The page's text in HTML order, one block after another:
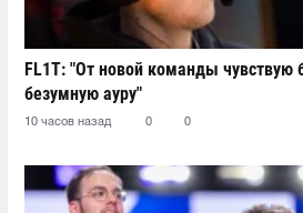
FL1T: "От новой команды чувствую
безумную ауру"
10 часов назад 0 0